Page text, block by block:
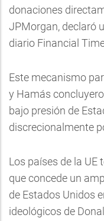
donaciones
JPMorgan, declaró
diario Financial
Este mecanismo
y Hamás
bajo presión de
discrecionalmente
Los países de la
que concede un
de Estados Unidos
ideológicos de